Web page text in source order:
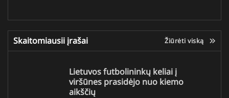
Skaitomiausii įrašai Žiūrėti viską
Lietuvos futbolininkų keliai į
viršūnes prasidėjo nuo kiemo
aikščių